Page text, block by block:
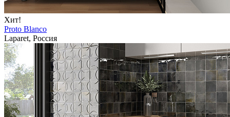
Хит!
Proto Blanco
Laparet, Россия